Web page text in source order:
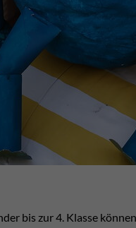
bis zur 4. Klasse